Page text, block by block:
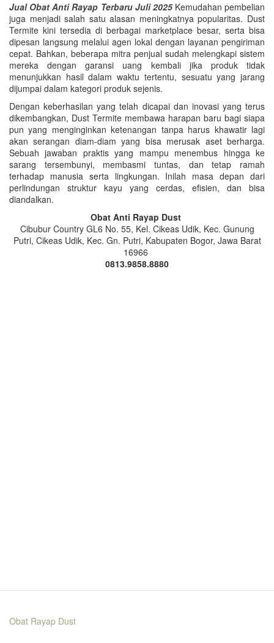
Jual Obat Anti Rayap Terbaru Juli 2025Kemudahan pembelian
juga menjadi salah satu alasan meningkatnya popularitas. Dust
Termite kini tersedia di berbagai marketplace besar, serta bisa
dipesan langsung melalui agen lokal dengan layanan pengiriman
cepat. Bahkan, beberapa mitra penjual sudah melengkapi sistem
mereka dengan garansi uang kembali jika produk tidak
menunjukkan hasil dalam waktu tertentu, sesuatu yang jarang
dijumpai dalam kategori produk sejenis.
Dengan keberhasilan yang telah dicapai dan inovasi yang terus
dikembangkan, Dust Termite membawa harapan baru bagi siapa
pun yang menginginkan ketenangan tanpa harus khawatir lagi
akan serangan diam-diam yang bisa merusak aset berharga.
Sebuah jawaban praktis yang mampu menembus hingga ke
sarang tersembunyi, membasmi tuntas, dan tetap ramah
terhadap manusia serta lingkungan. Inilah masa depan dari
perlindungan struktur kayu yang cerdas, efisien, dan bisa
diandalkan.
Obat Anti Rayap Dust
Cibubur Country GL6 No. 55, Kel. Cikeas Udik, Kec. Gunung
Putri, Cikeas Udik, Kec. Gn. Putri, Kabupaten Bogor, Jawa Barat
16966
0813.9858.8880
Obat Rayap Dust